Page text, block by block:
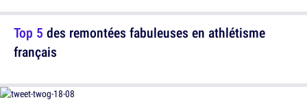
Top 5 des remontées fabuleuses en athlétisme
français